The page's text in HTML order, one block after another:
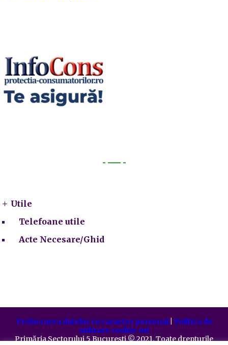
Utile
Telefoane utile
Acte Necesare/Ghid
Prelucrarea datelor cu caracter personal| Politica de
utilizare cookie-uri
Primăria Sectorului 5 București©️2021. Toate drepturile